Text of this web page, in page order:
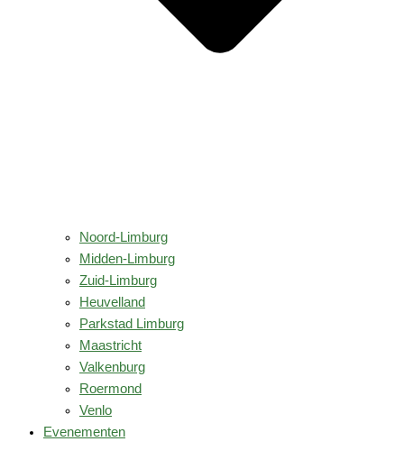
Noord-Limburg
Midden-Limburg
Zuid-Limburg
Heuvelland
Parkstad Limburg
Maastricht
Valkenburg
Roermond
Venlo
Evenementen